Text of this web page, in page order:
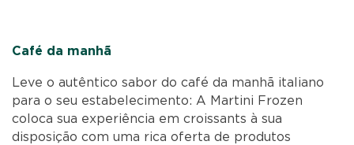
Café da manhã
Leve o autêntico sabor do café da manhã italiano
para o seu estabelecimento: A Martini Frozen
coloca sua experiência em croissants à sua
disposição com uma rica oferta de produtos